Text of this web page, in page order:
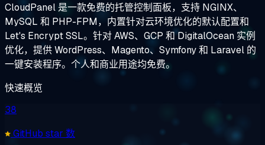
CloudPanel 是一款免费的托管控制面板，支持 NGINX、
MySQL 和 PHP-FPM，内置针对云环境优化的默认配置和
Let's Encrypt SSL。针对 AWS、GCP 和 DigitalOcean 实例
优化，提供 WordPress、Magento、Symfony 和 Laravel 的
一键安装程序。个人和商业用途均免费。
快速概览
38
GitHub star 数